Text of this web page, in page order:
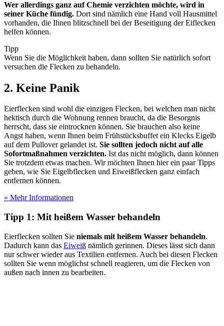
Wer allerdings ganz auf Chemie verzichten möchte, wird in
seiner Küche fündig. Dort sind nämlich eine Hand voll Hausmittel
vorhanden, die Ihnen blitzschnell bei der Beseitigung der Eiflecken
helfen können.
Tipp
Wenn Sie die Möglichkeit haben, dann sollten Sie natürlich sofort
versuchen die Flecken zu behandeln.
2. Keine Panik
Eierflecken sind wohl die einzigen Flecken, bei welchen man nicht
hektisch durch die Wohnung rennen braucht, da die Besorgnis
herrscht, dass sie eintrocknen können. Sie brauchen also keine
Angst haben, wenn Ihnen beim Frühstücksbuffet ein Klecks Eigelb
auf dem Pullover gelandet ist. Sie sollten jedoch nicht auf alle
Sofortmaßnahmen verzichten. Ist das nicht möglich, dann können
Sie trotzdem etwas machen. Wir möchten Ihnen hier ein paar Tipps
geben, wie Sie Eigelbflecken und Eiweißflecken ganz einfach
entfernen können.
» Mehr Informationen
Tipp 1: Mit heißem Wasser behandeln
Eierflecken sollten Sie niemals mit heißem Wasser behandeln.
Dadurch kann das Eiweiß nämlich gerinnen. Dieses lässt sich dann
nur schwer wieder aus Textilien entfernen. Auch bei diesen Flecken
sollten Sie wenn möglichst schnell reagieren, um die Flecken von
außen nach innen zu bearbeiten.